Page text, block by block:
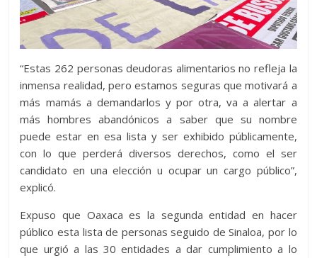
“Estas 262 personas deudoras alimentarios no refleja la
inmensa realidad, pero estamos seguras que motivará a
más mamás a demandarlos y por otra, va a alertar a
más hombres abandónicos a saber que su nombre
puede estar en esa lista y ser exhibido públicamente,
con lo que perderá diversos derechos, como el ser
candidato en una elección u ocupar un cargo público”,
explicó.
Expuso que Oaxaca es la segunda entidad en hacer
público esta lista de personas seguido de Sinaloa, por lo
que urgió a las 30 entidades a dar cumplimiento a lo